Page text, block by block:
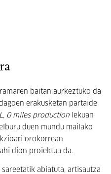
baitan aurkeztuko da
erakusketan partaide
0 miles production lekuan
duen mundu mailako
orokorrean
dion proiektua da.
abiatuta, artisautza